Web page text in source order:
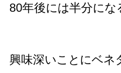
80年後には半分にな
興味深いことにベネ